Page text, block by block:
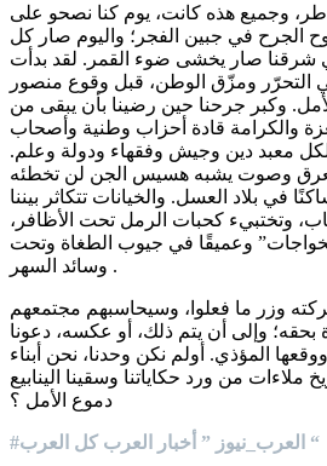
وجميع هذه كانت، يوم كنا نصحو على
في جبين الفجر؛ واليوم صار كل
شرقنا صار يخشى ضوء القمر. لقد بدأت
التحرّر ومزّق الوطن، قبل وقوع منصور
وكبر جرحنا حين رضينا بأن يبقى من
والكرامة قادة أحزاب وطنية وأصحاب
معبد دين وجيش وفقهاء ودولة وعلم.
وصوت يشبه هسيس الجن لن تخطئه
في بلاد العسل. والخيانات تتكاثر بيننا
وتختبيء كحبات الرمل تحت الأظافر،
وعميقًا في جيوب الطغاة وتحت
وسائد السهر .
وزر ما فعلوا، وسيحاسبهم مجتمعهم
بحقه؛ وإلى أن يتم ذلك، أو عكسه، دعونا
المؤذي. أولم نكن وحدنا، نحن أبناء
ملاءات من ورد حكاياتنا وسقينا الينابيع
دموع الأمل ؟
#العرب_نيوز ” أخبار العرب كل العرب “